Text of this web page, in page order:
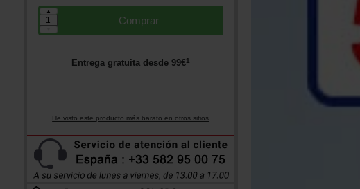
Comprar
▲
Entrega gratuita desde 99€1
He visto este producto más barato en otros sitios